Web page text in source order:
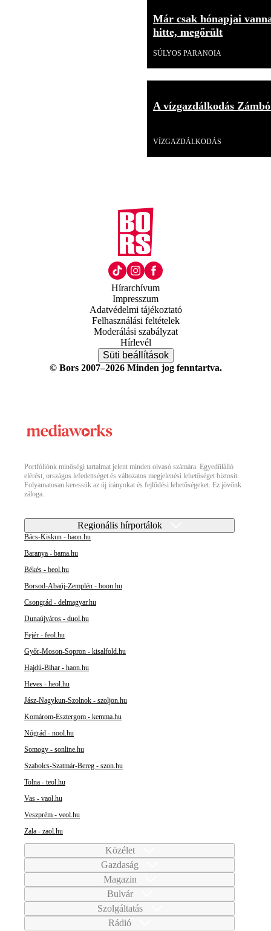
Már csak hónapjai
hitte, megőrült
SÚLYOS PARANOIA
A vízgazdálkodás
VÍZGAZDÁLKODÁS
Hírarchívum
Impresszum
Adatvédelmi tájékoztató
Felhasználási feltételek
Moderálási szabályzat
Hírlevél
Süti beállítások
© Bors 2007–2026 Minden jog fenntartva.
Portfóliónk minőségi tartalmat jelent minden olvasó számára. Egyedülálló
elérést, országos lefedettséget és változatos megjelenési lehetőséget biztosít.
Folyamatosan keressük az új irányokat és fejlődési lehetőségeket. Ez jövőnk
záloga.
Regionális hírportálok
Bács-Kiskun - baon.hu
Baranya - bama.hu
Békés - beol.hu
Borsod-Abaúj-Zemplén - boon.hu
Csongrád - delmagyar.hu
Dunaújváros - duol.hu
Fejér - feol.hu
Győr-Moson-Sopron - kisalfold.hu
Hajdú-Bihar - haon.hu
Heves - heol.hu
Jász-Nagykun-Szolnok - szoljon.hu
Komárom-Esztergom - kemma.hu
Nógrád - nool.hu
Somogy - sonline.hu
Szabolcs-Szatmár-Bereg - szon.hu
Tolna - teol.hu
Vas - vaol.hu
Veszprém - veol.hu
Zala - zaol.hu
Közélet
Gazdaság
Magazin
Bulvár
Szolgáltatás
Rádió